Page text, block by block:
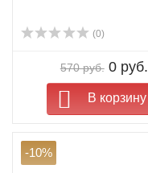
(0)
570 руб. 0 руб.
В корзину
-10%